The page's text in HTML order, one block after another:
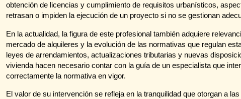
obtención de licencias y cumplimiento de requisitos urbanísticos,
retrasan o impiden la ejecución de un proyecto si no se gestionan
En la actualidad, la figura de este profesional también adquiere
mercado de alquileres y la evolución de las normativas que regulan
leyes de arrendamientos, actualizaciones tributarias y nuevas
vivienda hacen necesario contar con la guía de un especialista que
correctamente la normativa en vigor.
El valor de su intervención se refleja en la tranquilidad que otorgan a